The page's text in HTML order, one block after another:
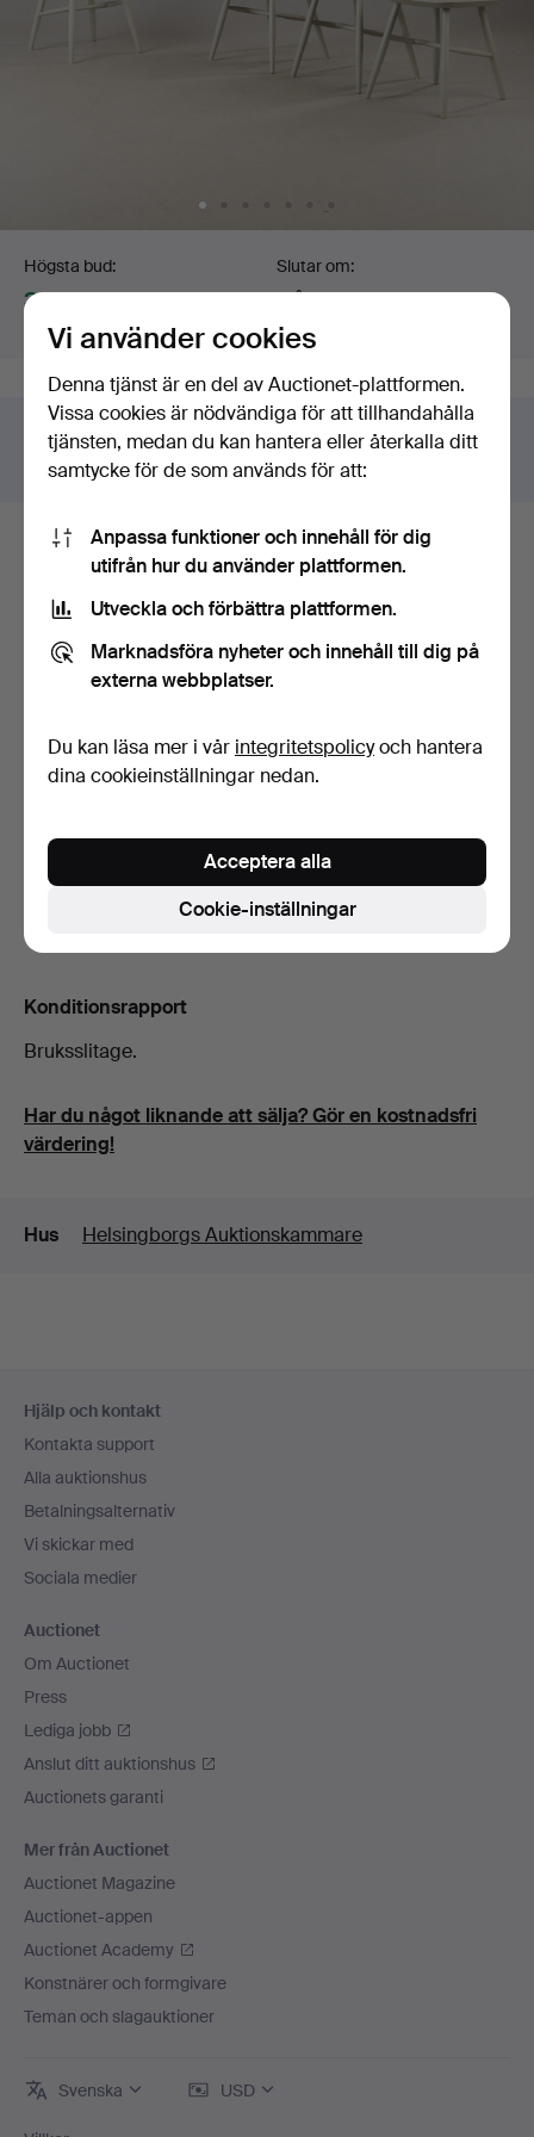
Budgivning
Högsta bud:
324 USD
Värdering 85 USD
Slutar om:
Sålt
3 jun 2026 kl. 04:02 EDT
Har du något liknande att sälja?
Gör en kostnadsfri värdering!
Budhistorik
3 jun, 03:59
3 jun, 03:59
A 3 jun, 03:59 284 USD
Beskrivning
Längd 41, bredd 40, sitthöjd 44, höjd 81 cm.
Konditionsrapport
Bruksslitage.
Har du något liknande att sälja? Gör en kostnadsfri
värdering!
Detaljer
Hus Helsingborgs Auktionskammare
Hjälp och kontakt
Kontakta support
Alla auktionshus
Betalningsalternativ
Vi skickar med
Sociala medier
Auctionet
Om Auctionet
Press
Lediga jobb
Anslut ditt auktionshus
Auctionets garanti
Mer från Auctionet
Auctionet Magazine
Auctionet-appen
Auctionet Academy
Konstnärer och formgivare
Teman och slagauktioner
Svenska USD
Vi använder cookies
Denna tjänst är en del av Auctionet-plattformen.
Vissa cookies är nödvändiga för att tillhandahålla
tjänsten, medan du kan hantera eller återkalla ditt
samtycke för de som används för att:
Anpassa funktioner och innehåll för dig
utifrån hur du använder plattformen.
Utveckla och förbättra plattformen.
Marknadsföra nyheter och innehåll till dig på
externa webbplatser.
Du kan läsa mer i vår integritetspolicyoch hantera
dina cookieinställningar nedan.
Cookie-inställningar
Acceptera alla